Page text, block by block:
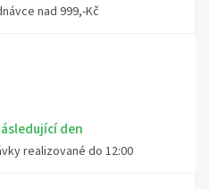
nad 999,-Kč
den
realizované do 12:00